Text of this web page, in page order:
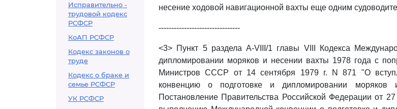
Исправительно -
трудовой кодекс
РСФСР
КоАП РСФСР
Кодекс законов о
труде
Кодекс о браке и
семье РСФСР
УК РСФСР
несение ходовой навигационной вахты еще одним
--------------------------------
<3> Пункт 5 раздела A-VIII/1 главы VIII Кодекса
дипломировании моряков и несении вахты 1978 года с
Министров СССР от 14 сентября 1979 г. N 871 "О
конвенцию о подготовке и дипломировании
Постановление Правительства Российской Федерации от